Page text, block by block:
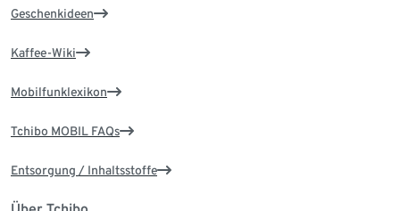
Geschenkideen
Kaffee-Wiki
Mobilfunklexikon
Tchibo MOBIL FAQs
Entsorgung / Inhaltsstoffe